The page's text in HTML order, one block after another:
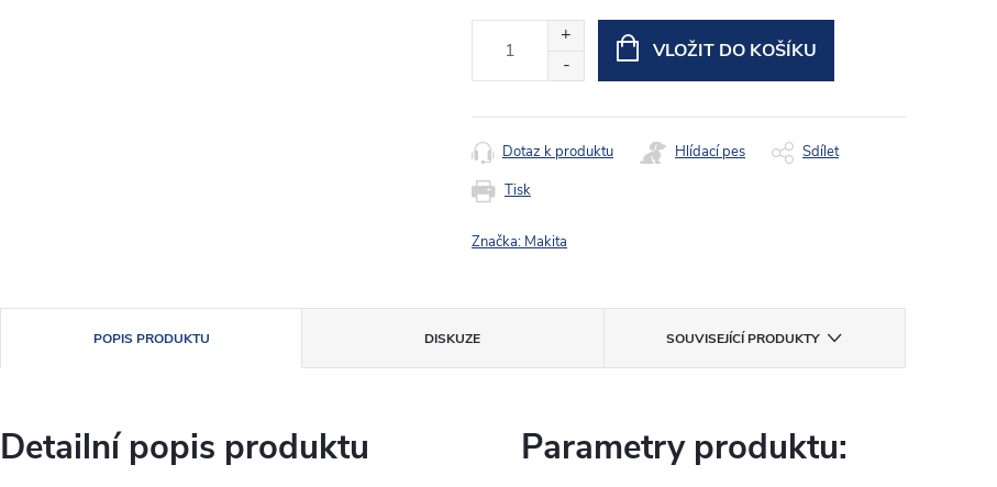
VLOŽIT DO KOŠÍKU
Tisk
Dotaz k produktu Hlídací pes Sdílet
Značka: Makita
POPIS PRODUKTU DISKUZE SOUVISEJÍCÍ PRODUKTY
Detailní popis produktu Parametry produktu: